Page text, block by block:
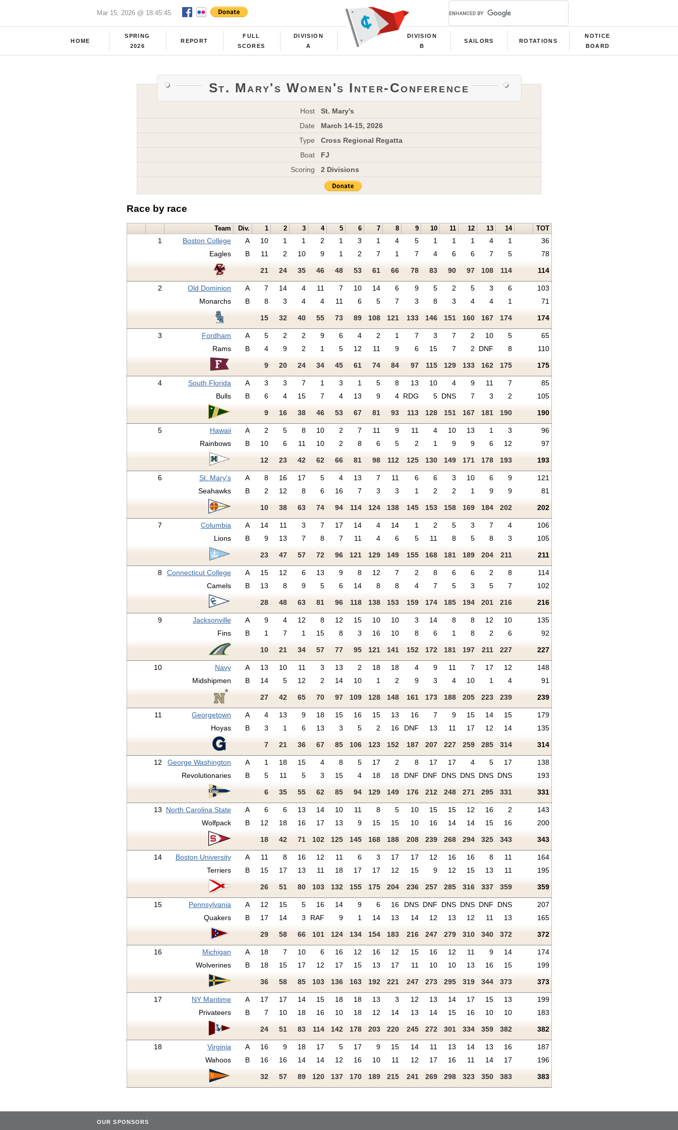
Mar 15, 2026 @ 18:45:45
HOME
SPRING
2026
REPORT
FULL
SCORES
DIVISION
A
DIVISION
B
SAILORS ROTATIONS
NOTICE
BOARD
St. Mary's Women's Inter-Conference
Host
St. Mary's
Date
March 14-15, 2026
Type
Cross Regional Regatta
Boat
FJ
Scoring
2 Divisions
Race by race
Team Div. 1 2 3 4 5 6 7 8 9 10 11 12 13 14 TOT
1 Boston College A 10 1 1 2 1 3 1 4 5 1 1 1 4 1
36
Eagles
B 11 2 10 9 1 2 7 1 7 4 6 6 7 5 78
21 24 35 46 48 53 61 66 78 83 90 97 108 114 114
2 Old Dominion A 7 14 4 11 7 10 14 6 9 5 2 5 3 6
103
Monarchs
B 8 3 4 4 11 6 5 7 3 8 3 4 4 1 71
15 32 40 55 73 89 108 121 133 146 151 160 167 174 174
3 Fordham A 5 2 2 9 6 4 2 1 7 3 7 2 10 5
65
Rams
B 4 9 2 1 5 12 11 9 6 15 7 2 DNF 8 110
9 20 24 34 45 61 74 84 97 115 129 133 162 175 175
4 South Florida A 3 3 7 1 3 1 5 8 13 10 4 9 11 7
85
Bulls
B 6 4 15 7 4 13 9 4 RDG 5 DNS 7 3 2 105
9 16 38 46 53 67 81 93 113 128 151 167 181 190 190
5 Hawaii A 2 5 8 10 2 7 11 9 11 4 10 13 1 3
96
Rainbows
B 10 6 11 10 2 8 6 5 2 1 9 9 6 12 97
12 23 42 62 66 81 98 112 125 130 149 171 178 193 193
6 St. Mary's A 8 16 17 5 4 13 7 11 6 6 3 10 6 9
121
Seahawks
B 2 12 8 6 16 7 3 3 1 2 2 1 9 9 81
10 38 63 74 94 114 124 138 145 153 158 169 184 202 202
7 Columbia A 14 11 3 7 17 14 4 14 1 2 5 3 7 4
106
Lions
B 9 13 7 8 7 11 4 6 5 11 8 5 8 3 105
23 47 57 72 96 121 129 149 155 168 181 189 204 211 211
8 Connecticut College A 15 12 6 13 9 8 12 7 2 8 6 6 2 8
114
Camels
B 13 8 9 5 6 14 8 8 4 7 5 3 5 7 102
28 48 63 81 96 118 138 153 159 174 185 194 201 216 216
9 Jacksonville A 9 4 12 8 12 15 10 10 3 14 8 8 12 10
135
Fins
B 1 7 1 15 8 3 16 10 8 6 1 8 2 6 92
10 21 34 57 77 95 121 141 152 172 181 197 211 227 227
10 Navy A 13 10 11 3 13 2 18 18 4 9 11 7 17 12
148
Midshipmen
B 14 5 12 2 14 10 1 2 9 3 4 10 1 4 91
27 42 65 70 97 109 128 148 161 173 188 205 223 239 239
11 Georgetown A 4 13 9 18 15 16 15 13 16 7 9 15 14 15
179
Hoyas
B 3 1 6 13 3 5 2 16 DNF 13 11 17 12 14 135
7 21 36 67 85 106 123 152 187 207 227 259 285 314 314
12 George Washington A 1 18 15 4 8 5 17 2 8 17 17 4 5 17
138
Revolutionaries
B 5 11 5 3 15 4 18 18 DNF DNF DNS DNS DNS DNS 193
6 35 55 62 85 94 129 149 176 212 248 271 295 331 331
13 North Carolina State A 6 6 13 14 10 11 8 5 10 15 15 12 16 2
143
Wolfpack
B 12 18 16 17 13 9 15 15 10 16 14 14 15 16 200
18 42 71 102 125 145 168 188 208 239 268 294 325 343 343
14 Boston University A 11 8 16 12 11 6 3 17 17 12 16 16 8 11
164
Terriers
B 15 17 13 11 18 17 17 12 15 9 12 15 13 11 195
26 51 80 103 132 155 175 204 236 257 285 316 337 359 359
15 Pennsylvania A 12 15 5 16 14 9 6 16 DNS DNF DNS DNS DNF DNS
207
Quakers
B 17 14 3 RAF 9 1 14 13 14 12 13 12 11 13 165
29 58 66 101 124 134 154 183 216 247 279 310 340 372 372
16 Michigan A 18 7 10 6 16 12 16 12 15 16 12 11 9 14
174
Wolverines
B 18 15 17 12 17 15 13 17 11 10 10 13 16 15 199
36 58 85 103 136 163 192 221 247 273 295 319 344 373 373
17 NY Maritime A 17 17 14 15 18 18 13 3 12 13 14 17 15 13
199
Privateers
B 7 10 18 16 10 18 12 14 13 14 15 16 10 10 183
24 51 83 114 142 178 203 220 245 272 301 334 359 382 382
18 Virginia A 16 9 18 17 5 17 9 15 14 11 13 14 13 16
187
Wahoos
B 16 16 14 14 12 16 10 11 12 17 16 11 14 17 196
32 57 89 120 137 170 189 215 241 269 298 323 350 383 383
OUR SPONSORS